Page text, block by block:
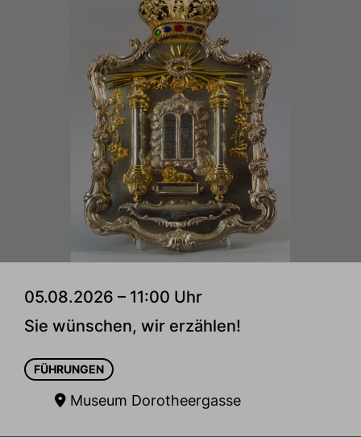
05.08.2026 – 11:00 Uhr
Sie wünschen, wir erzählen!
FÜHRUNGEN
Museum Dorotheergasse